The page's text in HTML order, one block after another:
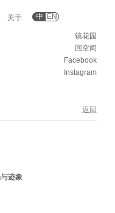
关于 中 EN
镜花园
回空间
Facebook
Instagram
返回
迹象